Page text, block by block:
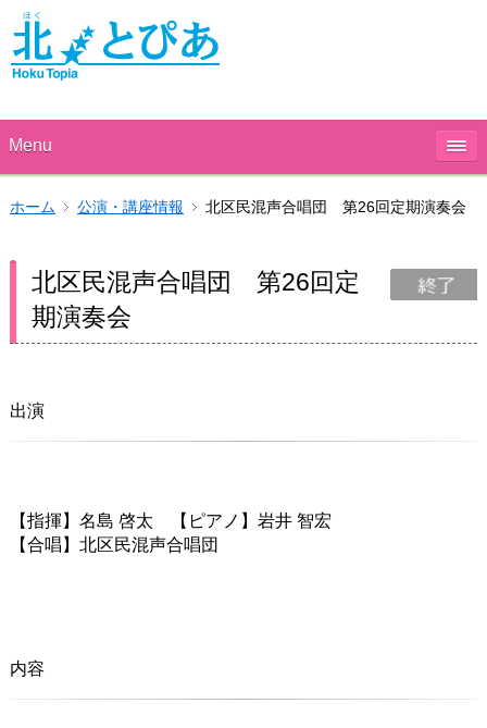
Menu
ホーム 公演・講座情報 北区民混声合唱団 第26回定期演奏会
北区民混声合唱団 第26回定
期演奏会
出演
【指揮】名島 啓太 【ピアノ】岩井 智宏
【合唱】北区民混声合唱団
内容